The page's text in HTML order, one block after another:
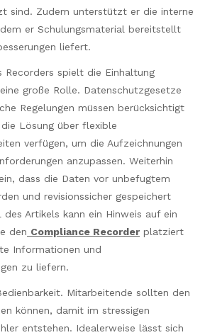
sind. Zudem unterstützt er die interne
er Schulungsmaterial bereitstellt
liefert.
Recorders spielt die Einhaltung
große Rolle. Datenschutzgesetze
Regelungen müssen berücksichtigt
Lösung über flexible
verfügen, um die Aufzeichnungen
anzupassen. Weiterhin
dass die Daten vor unbefugtem
und revisionssicher gespeichert
Artikels kann ein Hinweis auf ein
den Compliance Recorder platziert
Informationen und
zu liefern.
Mitarbeitende sollten den
können, damit im stressigen
entstehen. Idealerweise lässt sich